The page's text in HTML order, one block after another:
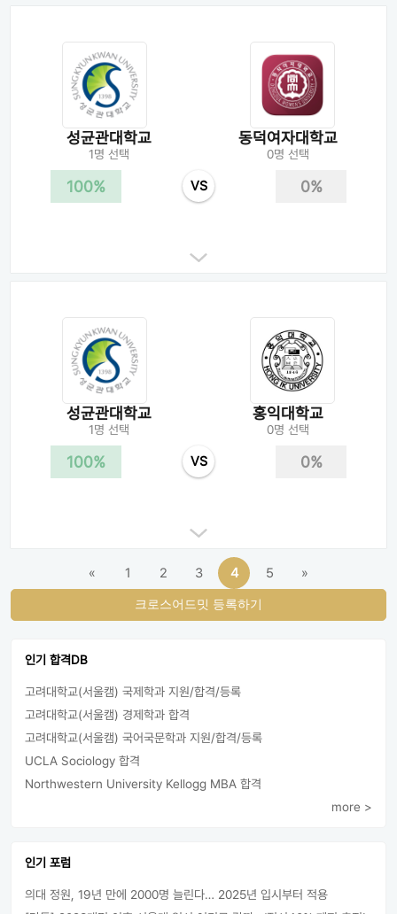
성균관대학교
1명 선택
동덕여자대학교
0명 선택
100% VS 0%
성균관대학교
1명 선택
홍익대학교
0명 선택
100% VS 0%
« 1 2 3 4 5 »
크로스어드밋 등록하기
인기 합격DB
고려대학교(서울캠) 국제학과 지원/합격/등록
고려대학교(서울캠) 경제학과 합격
고려대학교(서울캠) 국어국문학과 지원/합격/등록
UCLA Sociology 합격
Northwestern University Kellogg MBA 합격
more >
인기 포럼
의대 정원, 19년 만에 2000명 늘린다… 2025년 입시부터 적용